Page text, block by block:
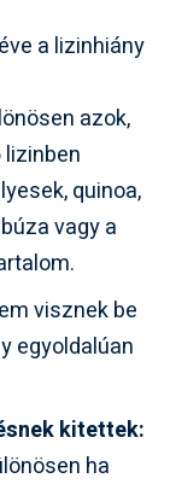
a lizinhiány
azok,
quinoa,
vagy a
visznek be
egyoldalúan
kitettek:
ha